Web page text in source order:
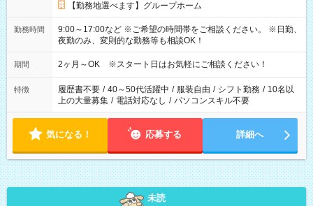
【勤務地選べます】グループホーム
勤務時間
9:00～17:00など ※ご希望の時間帯をご相談ください。 ※日勤、
夜勤のみ、変則的な勤務等も相談OK！
期間 2ヶ月～OK ※スタート日はお気軽にご相談ください！
特徴 履歴書不要 / 40～50代活躍中 / 服装自由 / シフト勤務 / 10名以
上の大量募集 / 電話対応なし / パソコンスキル不要
気になる！ 応募する 詳細へ
未読